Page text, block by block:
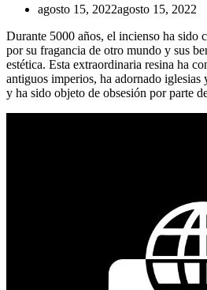
agosto 15, 2022agosto 15, 2022
Durante 5000 años, el incienso ha sido
por su fragancia de otro mundo y sus
estética. Esta extraordinaria resina ha
antiguos imperios, ha adornado
y ha sido objeto de obsesión por parte